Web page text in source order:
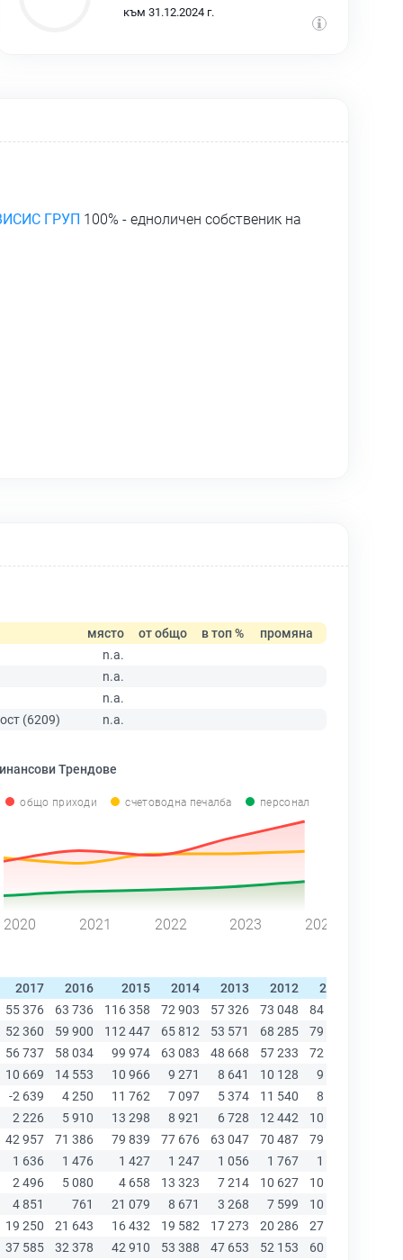
към 31.12.2024 г.
ГРУП 100% - едноличен собственик на
място от общо в топ %
промяна
n.a.
n.a.
n.a.
(6209)
n.a.
Трендове
общо приходи счетоводна печалба персонал
2020 2021 2022 2023 2024
2017 2016 2015 2014 2013 2012 2011